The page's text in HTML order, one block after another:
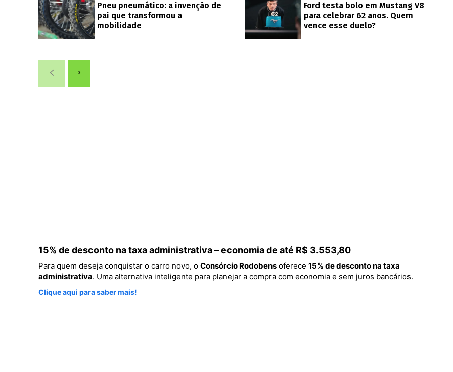
Pneu pneumático: a invenção de
pai que transformou a
mobilidade
Ford testa bolo em Mustang V8
para celebrar 62 anos. Quem
vence esse duelo?
15% de desconto na taxa administrativa – economia de até R$ 3.553,80
Para quem deseja conquistar o carro novo, o Consórcio Rodobens oferece 15% de desconto na taxa
administrativa. Uma alternativa inteligente para planejar a compra com economia e sem juros bancários.
Clique aqui para saber mais!